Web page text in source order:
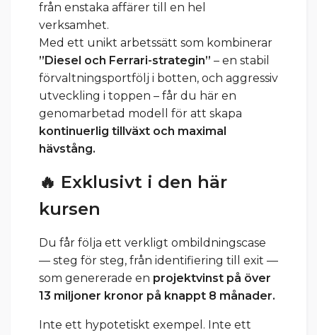
från enstaka affärer till en hel
verksamhet.
Med ett unikt arbetssätt som kombinerar
”Diesel och Ferrari-strategin” – en stabil
förvaltningsportfölj i botten, och aggressiv
utveckling i toppen – får du här en
genomarbetad modell för att skapa
kontinuerlig tillväxt och maximal
hävstång.
🔥 Exklusivt i den här
kursen
Du får följa ett verkligt ombildningscase
— steg för steg, från identifiering till exit —
som genererade en projektvinst på över
13 miljoner kronor på knappt 8 månader.
Inte ett hypotetiskt exempel. Inte ett